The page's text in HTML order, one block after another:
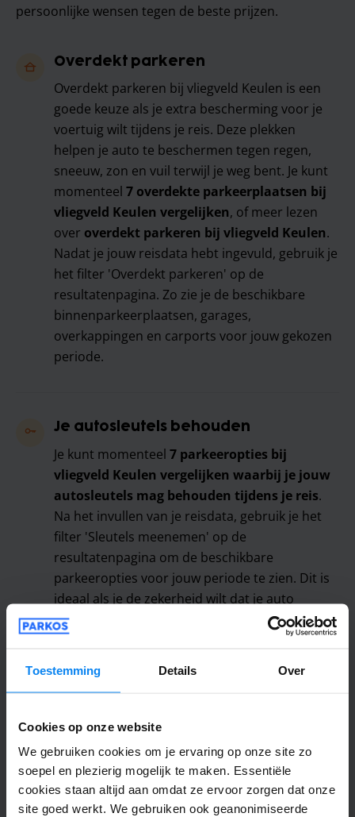
Toestemming Details Over
Cookies op onze website
We gebruiken cookies om je ervaring op onze site zo
soepel en plezierig mogelijk te maken. Essentiële
cookies staan altijd aan omdat ze ervoor zorgen dat onze
site goed werkt. We gebruiken ook geanonimiseerde
persoonlijke wensen tegen de beste prijzen.
Overdekt parkeren
Overdekt parkeren bij vliegveld Keulen is een
goede keuze als je extra bescherming voor je
voertuig wilt tijdens je reis. Deze plekken
helpen je auto te beschermen tegen regen,
sneeuw, zon en vuil terwijl je weg bent. Je kunt
momenteel 7 overdekte parkeerplaatsen bij
vliegveld Keulen vergelijken, of meer lezen
over overdekt parkeren bij vliegveld Keulen.
Nadat je jouw reisdata hebt ingevuld, gebruik je
het filter 'Overdekt parkeren' op de
resultatenpagina. Zo zie je de beschikbare
binnenparkeerplaatsen, garages,
overkappingen en carports voor jouw gekozen
periode.
Je autosleutels behouden
Je kunt momenteel 7 parkeeropties bij
vliegveld Keulen vergelijken waarbij je jouw
autosleutels mag behouden tijdens je reis.
Na het invullen van je reisdata, gebruik je het
filter 'Sleutels meenemen' op de
resultatenpagina om de beschikbare
parkeeropties voor jouw periode te zien. Dit is
ideaal als je de zekerheid wilt dat je auto
precies blijft staan waar jij hem hebt
geparkeerd.
Je sleutels behouden:
Ideaal voor wie de
zekerheid wil dat de auto precies blijft staan
Je sleutels achterlaten:
services of shuttle parkeerterreinen die
voertuigen efficiënt parkeren om ruimte te
besparen.